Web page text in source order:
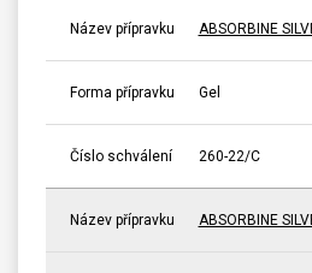
Název přípravku ABSORBINE
Forma přípravku Gel
Číslo schválení 260-22/C
Název přípravku ABSORBINE